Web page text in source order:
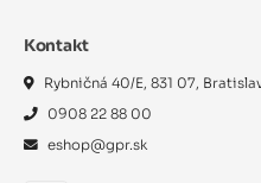
Kontakt
Rybničná 40/E, 831 07,
0908 22 88 00
eshop@gpr.sk